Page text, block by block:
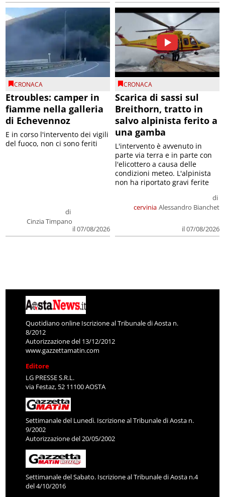
CRONACA
Etroubles: camper in
fiamme nella galleria
di Echevennoz
Cinzia Timpano
E in corso l'intervento dei vigili
del fuoco, non ci sono feriti
CRONACA
Scarica di sassi sul
Breithorn, tratto in
salvo alpinista ferito a
una gamba
Alessandro Bianchet
L'intervento è avvenuto in
parte via terra e in parte con
l'elicottero a causa delle
condizioni meteo. L'alpinista
non ha riportato gravi ferite
Quotidiano online Iscrizione al Tribunale di Aosta n.
8/2012
Autorizzazione del 13/12/2012
www.gazzettamatin.com
Editore
LG PRESSE S.R.L.
via Festaz, 52 11100 AOSTA
Settimanale del Lunedì. Iscrizione al Tribunale di Aosta n.
9/2002
Autorizzazione del 20/05/2002
Settimanale del Sabato. Iscrizione al Tribunale di Aosta n.4
del 4/10/2016
REDAZIONE